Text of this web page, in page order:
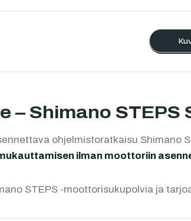
– Shimano STEPS
ohjelmistoratkaisu Shimano
ilman moottoriin
STEPS -moottorisukupolvia ja